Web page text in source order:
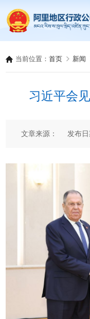
当前位置：首页 新闻
习近平会
文章来源： 发布日